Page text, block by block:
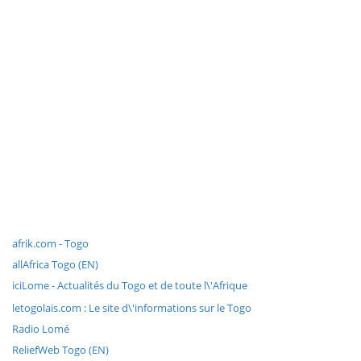
afrik.com - Togo
allAfrica Togo (EN)
iciLome - Actualités du Togo et de toute l\'Afrique
letogolais.com : Le site d\'informations sur le Togo
Radio Lomé
ReliefWeb Togo (EN)